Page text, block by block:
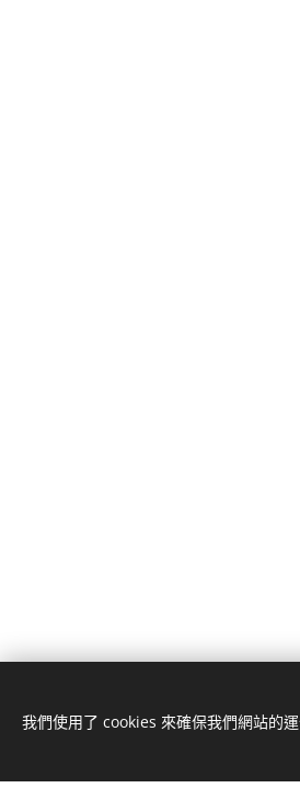
我們使用了 cookies 來確保我們網站的